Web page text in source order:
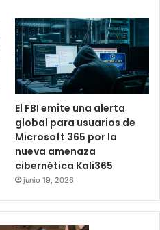
El FBI emite una alerta
global para usuarios de
Microsoft 365 por la
nueva amenaza
cibernética Kali365
junio 19, 2026